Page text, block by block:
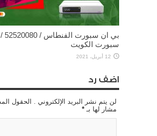
سبورت الكويت
12 أبريل، 2021
اضف رد
لن يتم نشر البريد الإلكتروني . الحقول
مشار لها بـ *